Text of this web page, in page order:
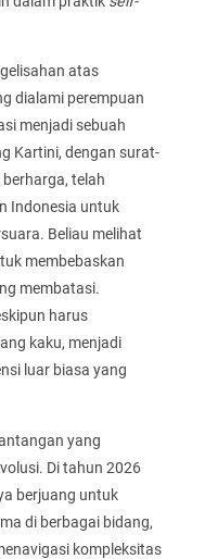
atas
dialami perempuan
menjadi sebuah
Kartini, dengan surat-
telah
Indonesia untuk
Beliau melihat
membebaskan
membatasi.
harus
kaku, menjadi
luar biasa yang
yang
Di tahun 2026
berjuang untuk
di berbagai bidang,
kompleksitas